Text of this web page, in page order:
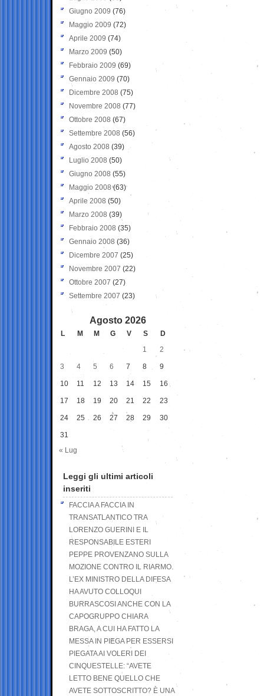
Giugno 2009 (76)
Maggio 2009 (72)
Aprile 2009 (74)
Marzo 2009 (50)
Febbraio 2009 (69)
Gennaio 2009 (70)
Dicembre 2008 (75)
Novembre 2008 (77)
Ottobre 2008 (67)
Settembre 2008 (56)
Agosto 2008 (39)
Luglio 2008 (50)
Giugno 2008 (55)
Maggio 2008(63)
Aprile 2008 (50)
Marzo 2008 (39)
Febbraio 2008 (35)
Gennaio 2008 (36)
Dicembre 2007 (25)
Novembre 2007 (22)
Ottobre 2007 (27)
Settembre 2007 (23)
Agosto 2026
L M M G V S
D
1
2
3 4 5 6 7 8 9
10 11 12 13 14 15 16
17 18 19 20 21 22 23
24 25 26 27 28 29 30
31
« Lug
Leggi gli ultimi articoli
inseriti
FACCIA A FACCIA IN
TRANSATLANTICO TRA
LORENZO GUERINI E IL
RESPONSABILE ESTERI
PEPPE PROVENZANO SULLA
MOZIONE CONTRO IL RIARMO.
L’EX MINISTRO DELLA DIFESA
HA AVUTO COLLOQUI
BURRASCOSI ANCHE CON LA
CAPOGRUPPO CHIARA
BRAGA, A CUI HA FATTO LA
MESSA IN PIEGA PER ESSERSI
PIEGATA AI VOLERI DEI
CINQUESTELLE: “AVETE
LETTO BENE QUELLO CHE
AVETE SOTTOSCRITTO? È UNA